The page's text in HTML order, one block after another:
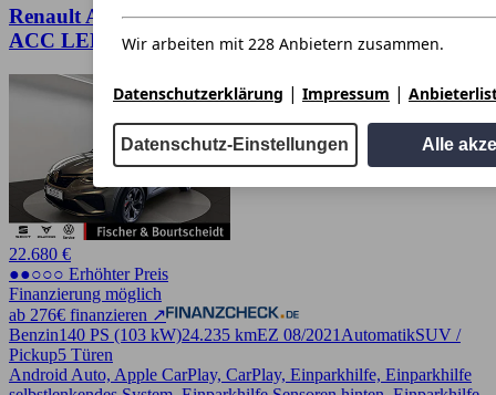
Wir arbeiten mit 228 Anbietern zusammen.
Datenschutzerklärung | Impressum |
Datenschutz-Einstellungen Alle
Renault Arkana 1.3 R.S. Line KAMERA NAVI
ACC LED 360°
22.680 €
●●○○○ Erhöhter Preis
Finanzierung möglich
ab 276€ finanzieren ↗
Benzin140 PS (103 kW)24.235 kmEZ 08/2021 AutomatikSUV /
Pickup5 Türen
Android Auto, Apple CarPlay, CarPlay, Einparkhilfe, Einparkhilfe